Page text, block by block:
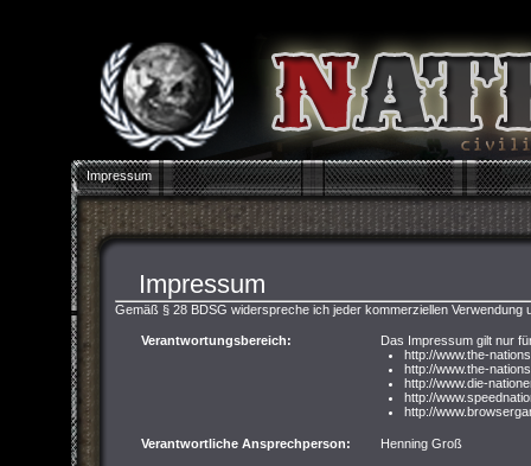
Impressum
Impressum
Gemäß § 28 BDSG widerspreche ich jeder kommerziellen Verwendung
Verantwortungsbereich:
Das Impressum gilt nur
http://www.the-
http://www.the-
http://www.die-
http://
http://
Verantwortliche Ansprechperson: Henning Groß